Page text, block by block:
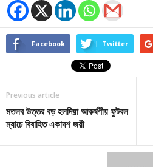
Facebook Twitter
Previous article
মতলব উত্তর বড় হলদিয়া আকর্ষণীয় ফুটবল
ম্যাচে বিবাহিত একাদশ জয়ী